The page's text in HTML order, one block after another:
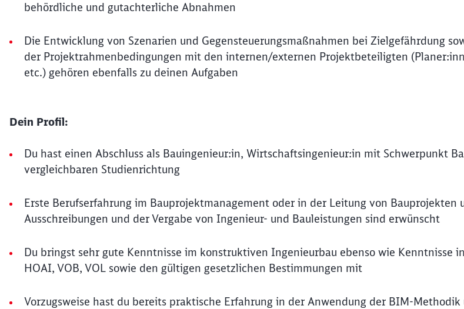
behördliche und gutachterliche Abnahmen
Die Entwicklung von Szenarien und Gegensteuerungsmaßnahmen bei Zielgefährdung
der Projektrahmenbedingungen mit den internen/externen Projektbeteiligten
etc.) gehören ebenfalls zu deinen Aufgaben
Dein Profil:
Du hast einen Abschluss als Bauingenieur:in, Wirtschaftsingenieur:in mit Schwerpunkt
vergleichbaren Studienrichtung
Erste Berufserfahrung im Bauprojektmanagement oder in der Leitung von Bauprojekten
Ausschreibungen und der Vergabe von Ingenieur- und Bauleistungen sind erwünscht
Du bringst sehr gute Kenntnisse im konstruktiven Ingenieurbau ebenso wie Kenntnisse
HOAI, VOB, VOL sowie den gültigen gesetzlichen Bestimmungen mit
Vorzugsweise hast du bereits praktische Erfahrung in der Anwendung der BIM-